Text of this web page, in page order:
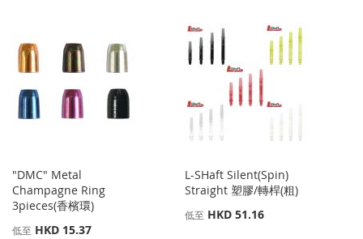
收
藏
夾
比
較
到
夾
比
較
"DMC" Metal
Champagne Ring
3pieces(香檳環)
低至 HKD 15.37
L-SHaft Silent(Spin)
Straight 塑膠/轉桿(粗)
低至 HKD 51.16